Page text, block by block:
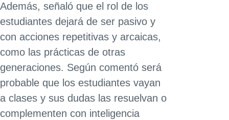
Además, señaló que el rol de los
estudiantes dejará de ser pasivo y
con acciones repetitivas y arcaicas,
como las prácticas de otras
generaciones. Según comentó será
probable que los estudiantes vayan
a clases y sus dudas las resuelvan o
complementen con inteligencia